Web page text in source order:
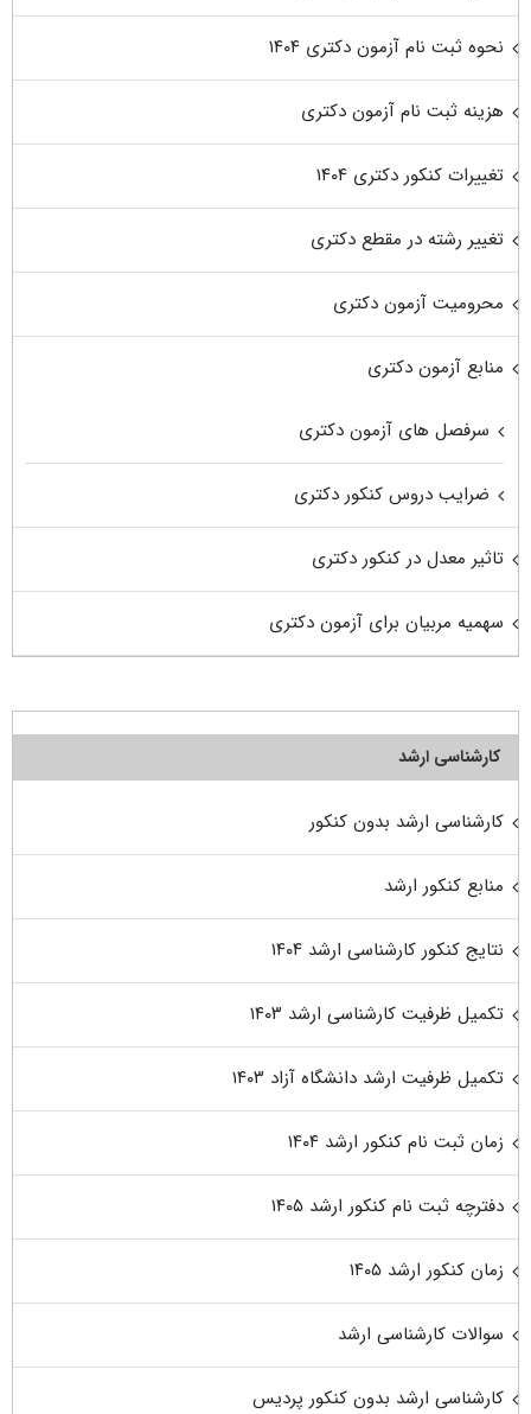
نحوه ثبت نام آزمون دکتری ۱۴۰۴
هزینه ثبت نام آزمون دکتری
تغییرات کنکور دکتری ۱۴۰۴
تغییر رشته در مقطع دکتری
محرومیت آزمون دکتری
منابع آزمون دکتری
سرفصل های آزمون دکتری
ضرایب دروس کنکور دکتری
تاثیر معدل در کنکور دکتری
سهمیه مربیان برای آزمون دکتری
کارشناسی ارشد
کارشناسی ارشد بدون کنکور
منابع کنکور ارشد
نتایج کنکور کارشناسی ارشد ۱۴۰۴
تکمیل ظرفیت کارشناسی ارشد ۱۴۰۳
تکمیل ظرفیت ارشد دانشگاه آزاد ۱۴۰۳
زمان ثبت نام کنکور ارشد ۱۴۰۴
دفترچه ثبت نام کنکور ارشد ۱۴۰۵
زمان کنکور ارشد ۱۴۰۵
سوالات کارشناسی ارشد
کارشناسی ارشد بدون کنکور پردیس